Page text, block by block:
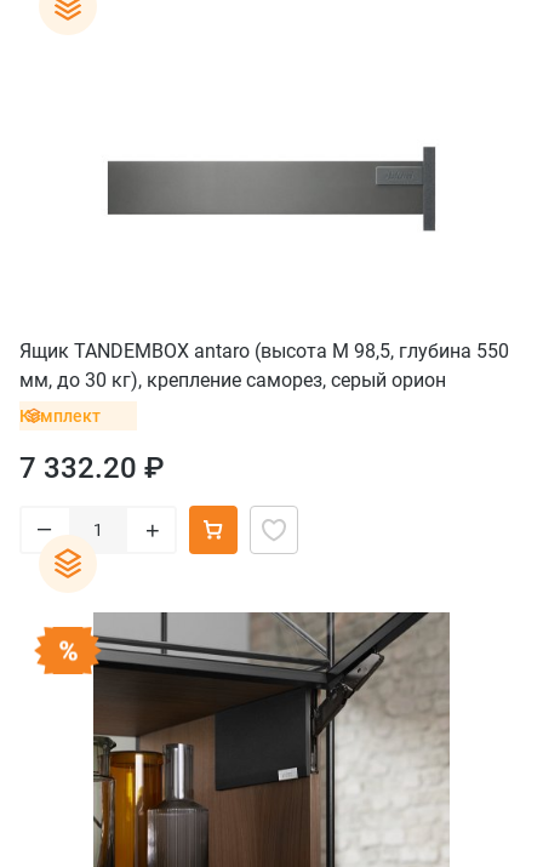
Ящик TANDEMBOX antaro (высота M 98,5, глубина 550
мм, до 30 кг), крепление саморез, серый орион
Комплект
7 332.20 ₽
– +